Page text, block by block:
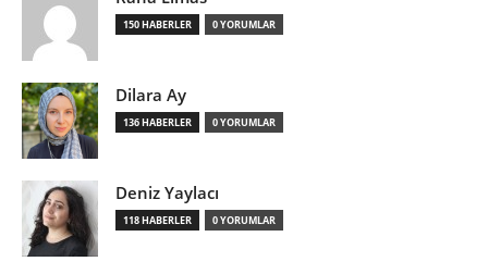
150 HABERLER 0 YORUMLAR
Dilara Ay
136 HABERLER 0 YORUMLAR
Deniz Yaylacı
118 HABERLER 0 YORUMLAR